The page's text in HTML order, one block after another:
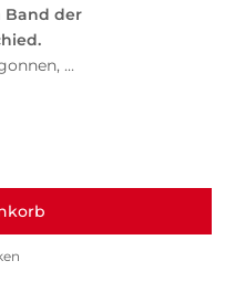
Band der
...